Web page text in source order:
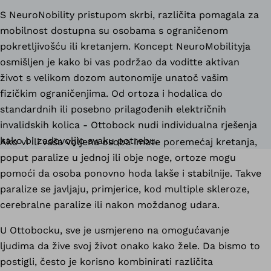
S NeuroNobility pristupom skrbi, različita pomagala za
mobilnost dostupna su osobama s ograničenom
pokretljivošću ili kretanjem. Koncept NeuroMobilityja
osmišljen je kako bi vas podržao da voditte aktivan
život s velikom dozom autonomije unatoč vašim
fizičkim ograničenjima. Od ortoza i hodalica do
standardnih ili posebno prilagođenih električnih
invalidskih kolica - Ottobock nudi individualna rješenja
kako bi zadovoljio svaku potrebu.
Ako vi ili vaša voljena osoba imate poremećaj kretanja,
poput paralize u jednoj ili obje noge, ortoze mogu
pomoći da osoba ponovno hoda lakše i stabilnije. Takve
paralize se javljaju, primjerice, kod multiple skleroze,
cerebralne paralize ili nakon moždanog udara.
U Ottobocku, sve je usmjereno na omogućavanje
ljudima da žive svoj život onako kako žele. Da bismo to
postigli, često je korisno kombinirati različita